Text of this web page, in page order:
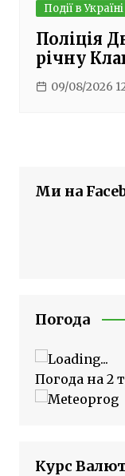
Події в Україні
Поліція
річну
09/08/2026
Ми на
Погода
Погода на 2
Курс Валют